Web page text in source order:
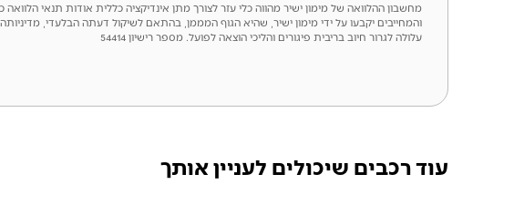
מחשבון ההלוואה של מימון ישיר מהווה כלי עזר לצורך מתן אינדיקציה כללית אודות תנאי
והמחייבים יקבעו על ידי מימון ישיר, שהיא הגוף המממן, בהתאם לשיקול דעתה הבלעדי,
עלולה לגרור חיוב בריבית פיגורים והליכי הוצאה לפועל. מספר רישיון 54414
עוד רכבים שיכולים לעניין אותך